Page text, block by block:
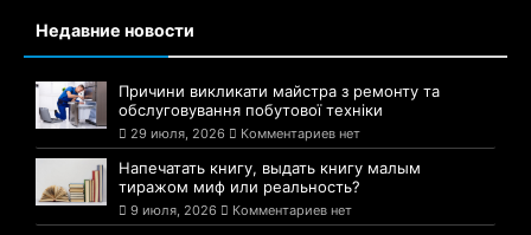
Недавние новости
Причини викликати майстра з ремонту та
обслуговування побутової техніки
29 июля, 2026 Комментариев нет
Напечатать книгу, выдать книгу малым
тиражом миф или реальность?
9 июля, 2026 Комментариев нет